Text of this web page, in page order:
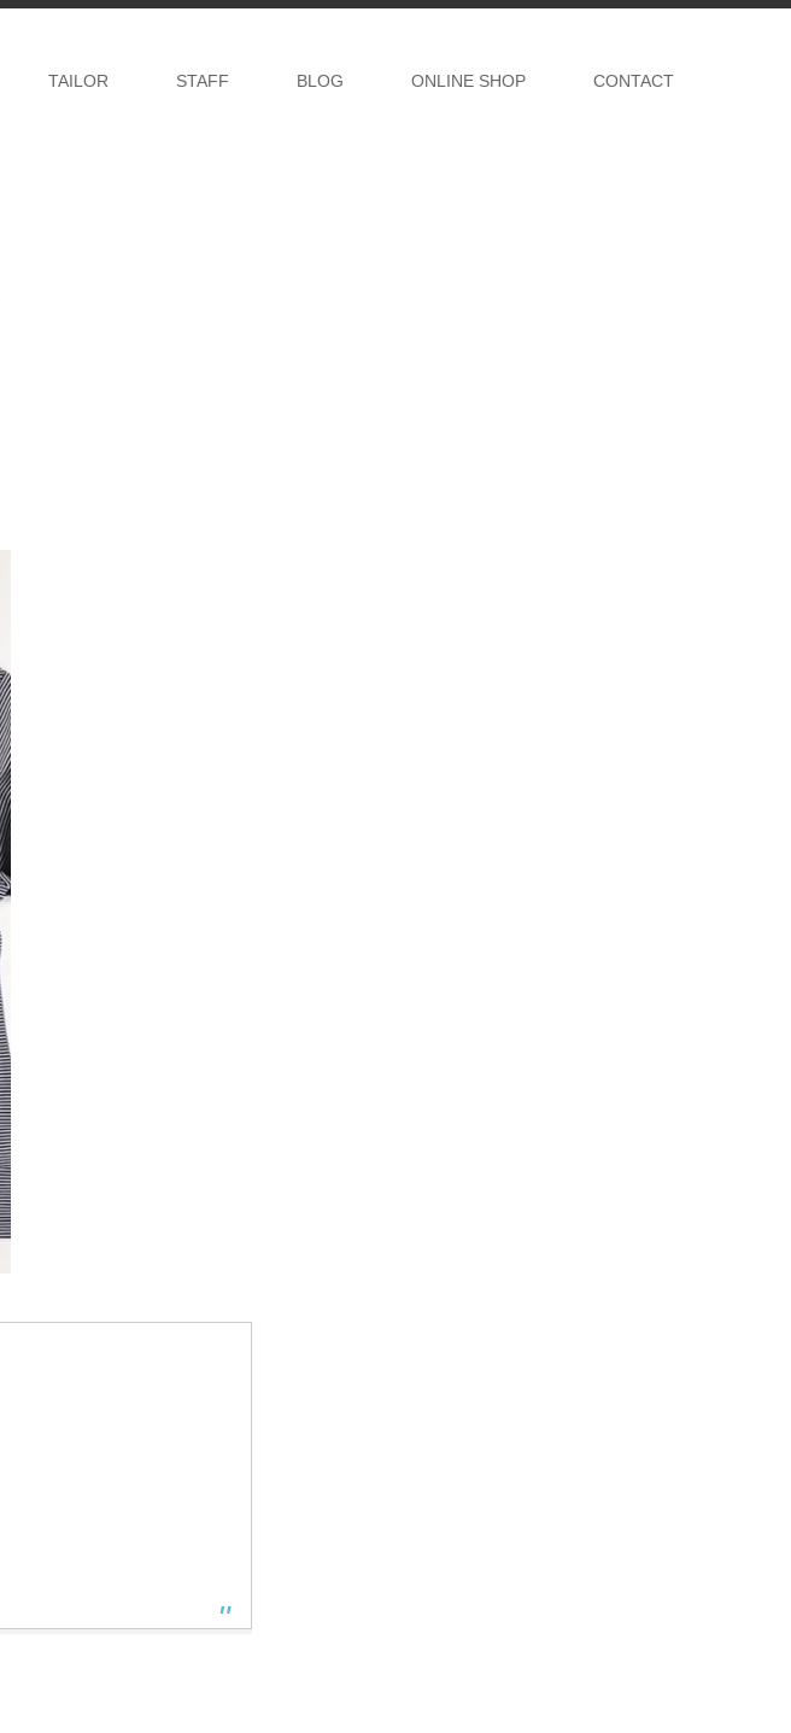
TAILOR STAFF BLOG ONLINE SHOP CONTACT